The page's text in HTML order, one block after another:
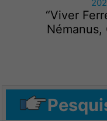
“Viver
Némanus,